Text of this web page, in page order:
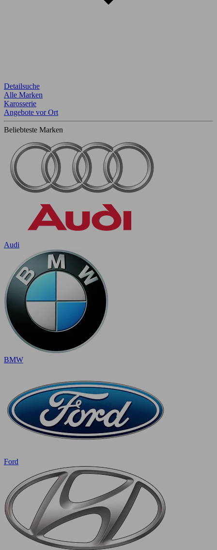
Detailsuche
Alle Marken
Karosserie
Angebote vor Ort
Beliebteste Marken
Audi
BMW
Ford